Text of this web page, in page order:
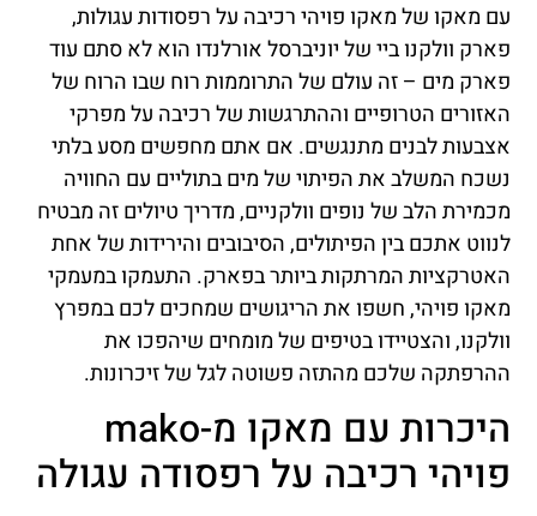
עם מאקו של מאקו פויהי רכיבה על רפסודות עגולות,
פארק וולקנו ביי של יוניברסל אורלנדו הוא לא סתם עוד
פארק מים – זה עולם של התרוממות רוח שבו הרוח של
האזורים הטרופיים וההתרגשות של רכיבה על מפרקי
אצבעות לבנים מתנגשים. אם אתם מחפשים מסע בלתי
נשכח המשלב את הפיתוי של מים בתוליים עם החוויה
מכמירת הלב של נופים וולקניים, מדריך טיולים זה מבטיח
לנווט אתכם בין הפיתולים, הסיבובים והירידות של אחת
האטרקציות המרתקות ביותר בפארק. התעמקו במעמקי
מאקו פויהי, חשפו את הריגושים שמחכים לכם במפרץ
וולקנו, והצטיידו בטיפים של מומחים שיהפכו את
ההרפתקה שלכם מהתזה פשוטה לגל של זיכרונות.
היכרות עם מאקו מ-mako
פויהי רכיבה על רפסודה עגולה